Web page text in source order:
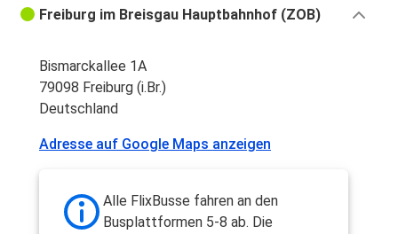
Freiburg im Breisgau Hauptbahnhof (ZOB)
Bismarckallee 1A
79098 Freiburg (i.Br.)
Deutschland
Adresse auf Google Maps anzeigen
Alle FlixBusse fahren an den
Busplattformen 5-8 ab. Die